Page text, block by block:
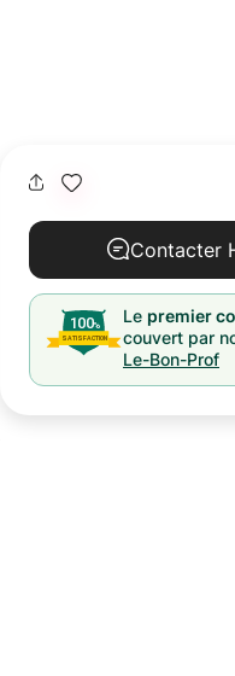
Contacter
Le premier
couvert par
Le-Bon-Prof